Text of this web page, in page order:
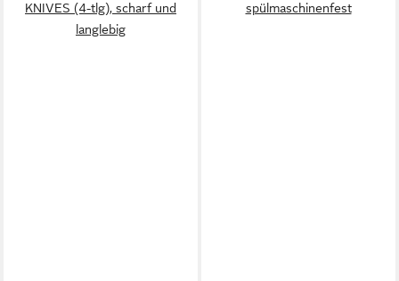
KNIVES (4-tlg), scharf und
langlebig
spülmaschinenfest